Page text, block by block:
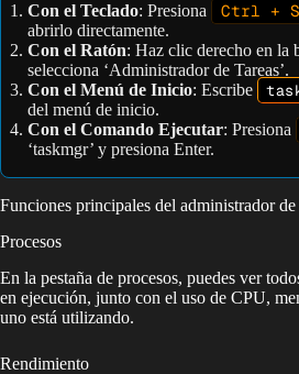
Con el Teclado: Presiona Ctrl +
abrirlo directamente.
Con el Ratón: Haz clic derecho en la
selecciona ‘Administrador de Tareas’.
Con el Menú de Inicio: Escribe
del menú de inicio.
Con el Comando Ejecutar: Presiona
‘taskmgr’ y presiona Enter.
Funciones principales del administrador de
Procesos
En la pestaña de procesos, puedes ver
en ejecución, junto con el uso de CPU,
uno está utilizando.
Rendimiento